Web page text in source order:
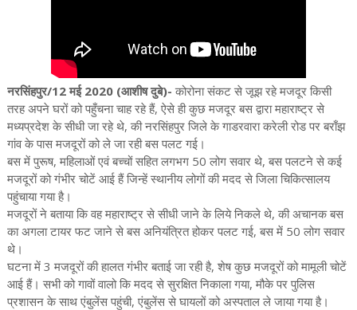
नरसिंहपुर/12 मई 2020 (आशीष दुबे)- कोरोना संकट से जूझ रहे मजदूर किसी
तरह अपने घरों को पहुँचना चाह रहे हैं, ऐसे ही कुछ मजदूर बस द्वारा महाराष्ट्र से
मध्यप्रदेश के सीधी जा रहे थे, की नरसिंहपुर जिले के गाडरवारा करेली रोड पर बराँझ
गांव के पास मजदूरों को ले जा रही बस पलट गई।
बस में पुरूष, महिलाओं एवं बच्चों सहित लगभग 50 लोग सवार थे, बस पलटने से कई
मजदूरों को गंभीर चोटें आई हैं जिन्हें स्थानीय लोगों की मदद से जिला चिकित्सालय
पहुंचाया गया है।
मजदूरों ने बताया कि वह महाराष्ट्र से सीधी जाने के लिये निकले थे, की अचानक बस
का अगला टायर फट जाने से बस अनियंत्रित होकर पलट गई, बस में 50 लोग सवार
थे।
घटना में 3 मजदूरों की हालत गंभीर बताई जा रही है, शेष कुछ मजदूरों को मामूली चोटें
आई हैं। सभी को गावों वालो कि मदद से सुरक्षित निकाला गया, मौके पर पुलिस
प्रशासन के साथ एंबुलेंस पहुंची, एंबुलेंस से घायलों को अस्पताल ले जाया गया है।